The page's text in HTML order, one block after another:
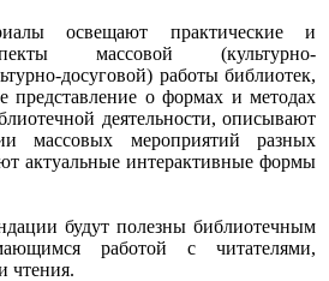
освещают практические и
массовой (культурно-
досуговой) работы библиотек,
представление о формах и методах
деятельности, описывают
массовых мероприятий разных
актуальные интерактивные формы
будут полезны библиотечным
работой с читателями,
чтения.